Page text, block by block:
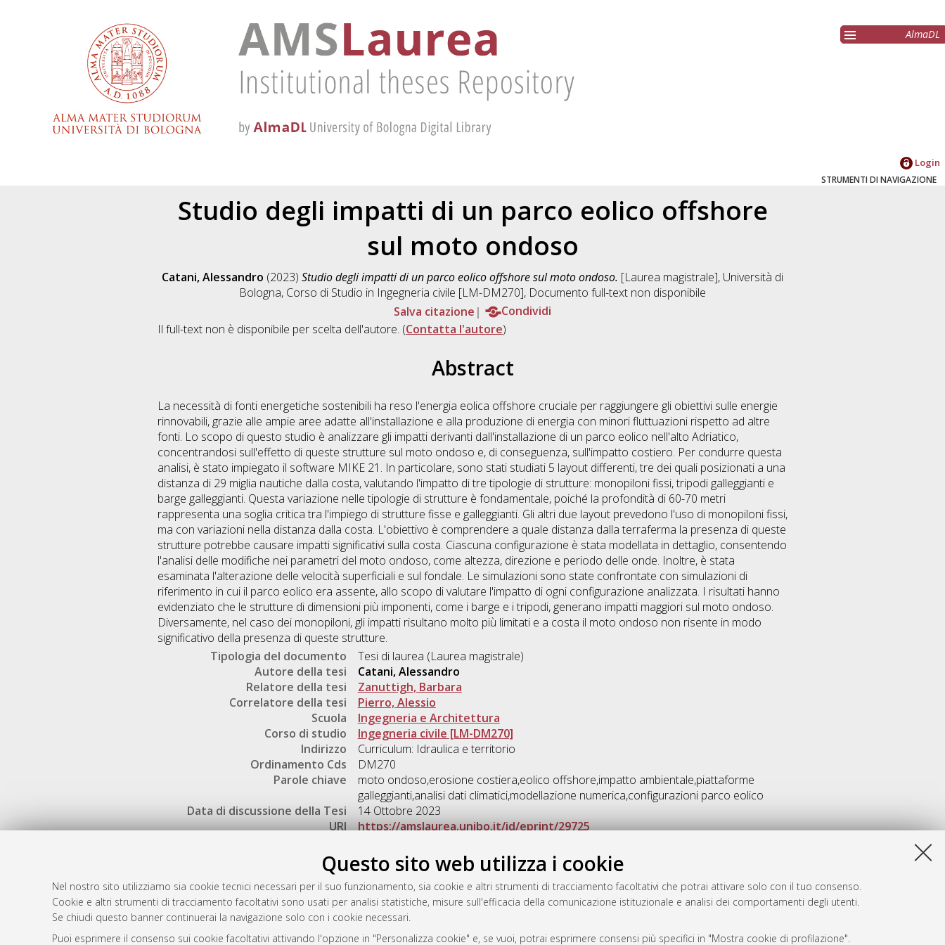
Questo sito web utilizza i cookie
Nel nostro sito utilizziamo sia cookie tecnici necessari per il suo funzionamento, sia cookie e altri strumenti di tracciamento facoltativi che potrai attivare solo con il tuo consenso.
Cookie e altri strumenti di tracciamento facoltativi sono usati per analisi statistiche, misure sull'efficacia della comunicazione istituzionale e analisi dei comportamenti degli utenti.
Se chiudi questo banner continuerai la navigazione solo con i cookie necessari.
Puoi esprimere il consenso sui cookie facoltativi attivando l'opzione in "Personalizza cookie" e, se vuoi, potrai esprimere consensi più specifici in "Mostra cookie di profilazione".
AlmaDL
Login
STRUMENTI DI NAVIGAZIONE
Studio degli impatti di un parco eolico offshore
sul moto ondoso
Catani, Alessandro (2023) Studio degli impatti di un parco eolico offshore sul moto ondoso. [Laurea magistrale], Università di
Bologna, Corso di Studio in Ingegneria civile [LM-DM270], Documento full-text non disponibile
Salva citazione
Condividi
Il full-text non è disponibile per scelta dell'autore. (Contatta l'autore)
Abstract
La necessità di fonti energetiche sostenibili ha reso l'energia eolica offshore cruciale per raggiungere gli obiettivi sulle energie
rinnovabili, grazie alle ampie aree adatte all'installazione e alla produzione di energia con minori fluttuazioni rispetto ad altre
fonti. Lo scopo di questo studio è analizzare gli impatti derivanti dall'installazione di un parco eolico nell'alto Adriatico,
concentrandosi sull'effetto di queste strutture sul moto ondoso e, di conseguenza, sull'impatto costiero. Per condurre questa
analisi, è stato impiegato il software MIKE 21. In particolare, sono stati studiati 5 layout differenti, tre dei quali posizionati a una
distanza di 29 miglia nautiche dalla costa, valutando l'impatto di tre tipologie di strutture: monopiloni fissi, tripodi galleggianti e
barge galleggianti. Questa variazione nelle tipologie di strutture è fondamentale, poiché la profondità di 60-70 metri
rappresenta una soglia critica tra l'impiego di strutture fisse e galleggianti. Gli altri due layout prevedono l'uso di monopiloni fissi,
ma con variazioni nella distanza dalla costa. L'obiettivo è comprendere a quale distanza dalla terraferma la presenza di queste
strutture potrebbe causare impatti significativi sulla costa. Ciascuna configurazione è stata modellata in dettaglio, consentendo
l'analisi delle modifiche nei parametri del moto ondoso, come altezza, direzione e periodo delle onde. Inoltre, è stata
esaminata l'alterazione delle velocità superficiali e sul fondale. Le simulazioni sono state confrontate con simulazioni di
riferimento in cui il parco eolico era assente, allo scopo di valutare l'impatto di ogni configurazione analizzata. I risultati hanno
evidenziato che le strutture di dimensioni più imponenti, come i barge e i tripodi, generano impatti maggiori sul moto ondoso.
Diversamente, nel caso dei monopiloni, gli impatti risultano molto più limitati e a costa il moto ondoso non risente in modo
significativo della presenza di queste strutture.
Tipologia del documento
Tesi di laurea (Laurea magistrale)
Autore della tesi
Catani, Alessandro
Relatore della tesi
Zanuttigh, Barbara
Correlatore della tesi
Pierro, Alessio
Scuola
Ingegneria e Architettura
Corso di studio
Ingegneria civile [LM-DM270]
Indirizzo
Curriculum: Idraulica e territorio
Ordinamento Cds
DM270
Parole chiave
moto ondoso,erosione costiera,eolico offshore,impatto ambientale,piattaforme
galleggianti,analisi dati climatici,modellazione numerica,configurazioni parco eolico
Data di discussione della Tesi
14 Ottobre 2023
URI
https://amslaurea.unibo.it/id/eprint/29725
Gestione del documento:
Atom
Rss 1.0
AMS Laurea
Servizio implementato e gestito da
Impostazioni Cookie